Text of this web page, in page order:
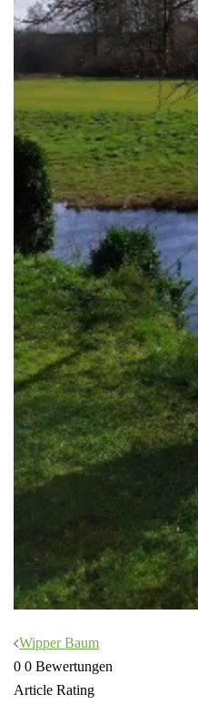
Beitragsnavigation
Wipper Baum
0 0 Bewertungen
Article Rating